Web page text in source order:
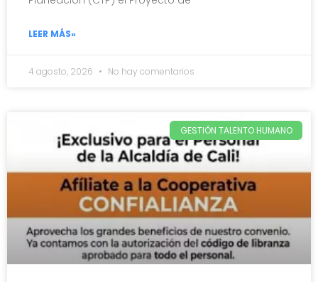
LEER MÁS»
4 agosto, 2026 No hay comentarios
GESTIÓN TALENTO HUMANO